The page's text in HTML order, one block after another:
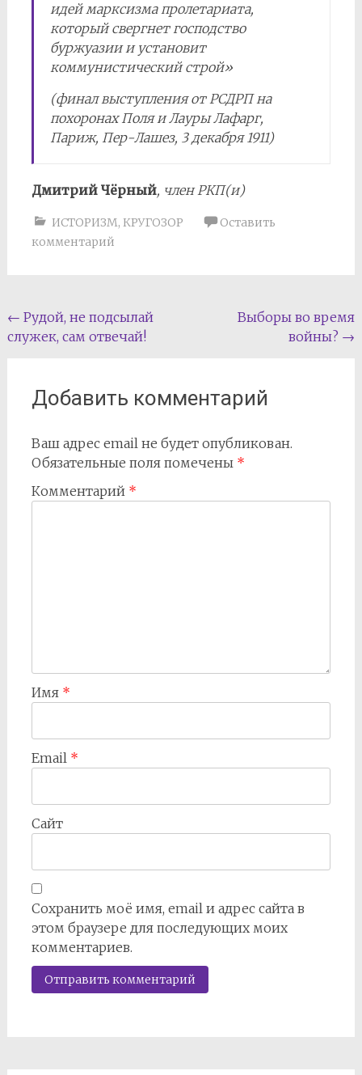
идей марксизма пролетариата,
который свергнет господство
буржуазии и установит
коммунистический строй»
(финал выступления от РСДРП на
похоронах Поля и Лауры Лафарг,
Париж, Пер-Лашез, 3 декабря 1911)
Дмитрий Чёрный, член РКП(и)
ИСТОРИЗМ, КРУГОЗОР
Оставить
комментарий
Навигация
по
← Рудой, не подсылай
служек, сам отвечай!
Выборы во время
войны? →
Добавить комментарий
Ваш адрес email не будет опубликован.
Обязательные поля помечены *
Комментарий *
Имя *
Email *
Сайт
Сохранить моё имя, email и адрес сайта в
этом браузере для последующих моих
комментариев.